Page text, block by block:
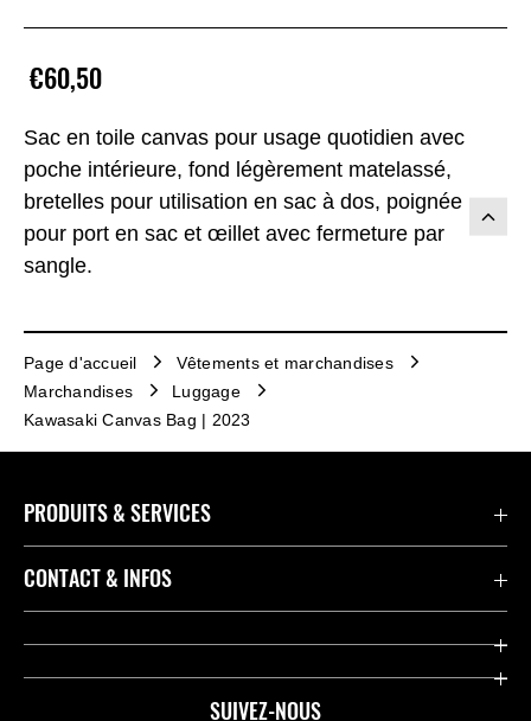
Sac en toile canvas pour usage quotidien avec
poche intérieure, fond légèrement matelassé,
bretelles pour utilisation en sac à dos, poignée
pour port en sac et œillet avec fermeture par
sangle.
€60,50
Page d'accueil
Vêtements et marchandises
Marchandises
Luggage
Kawasaki Canvas Bag | 2023
SUIVEZ-NOUS
PRODUITS & SERVICES
Accessoires & Pièces
Concessionnaires
CONTACT & INFOS
Contact